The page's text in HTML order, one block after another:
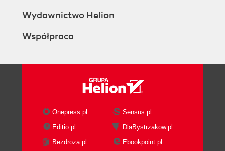
Wydawnictwo Helion
Współpraca
Onepress.pl
Sensus.pl
Editio.pl
DlaBystrzakow.pl
Bezdroza.pl
Ebookpoint.pl